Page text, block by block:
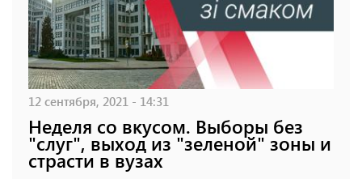
12 сентября, 2021 - 14:31
Неделя со вкусом. Выборы без
"слуг", выход из "зеленой" зоны и
страсти в вузах